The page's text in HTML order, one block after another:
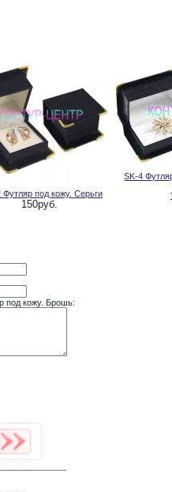
Футляр под кожу. Серьги
150руб.
SK-4
под кожу. Брошь: